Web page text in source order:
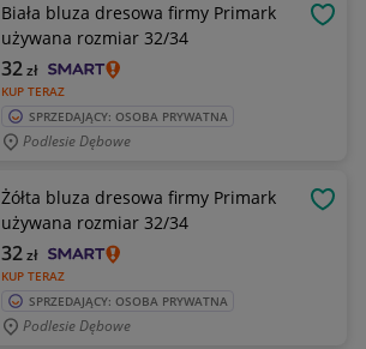
Biała bluza dresowa firmy Primark
używana rozmiar 32/34
KUP TERAZ
32zł
SPRZEDAJĄCY: OSOBA PRYWATNA
Podlesie Dębowe
Żółta bluza dresowa firmy Primark
używana rozmiar 32/34
KUP TERAZ
32zł
SPRZEDAJĄCY: OSOBA PRYWATNA
Podlesie Dębowe